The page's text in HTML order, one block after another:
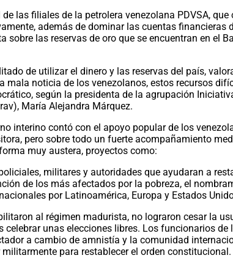
las filiales de la petrolera venezolana PDVSA, que
además de dominar las cuentas financieras
sobre las reservas de oro que se encuentran en el
de utilizar el dinero y las reservas del país,
mala noticia de los venezolanos, estos recursos
según la presidenta de la agrupación
María Alejandra Márquez.
interino contó con el apoyo popular de los
pero sobre todo un fuerte acompañamiento
muy austera, proyectos como:
militares y autoridades que ayudaran a
de los más afectados por la pobreza, el
por Latinoamérica, Europa y Estados
al régimen madurista, no lograron cesar la
unas elecciones libres. Los funcionarios
a cambio de amnistía y la comunidad
para restablecer el orden constitucional.